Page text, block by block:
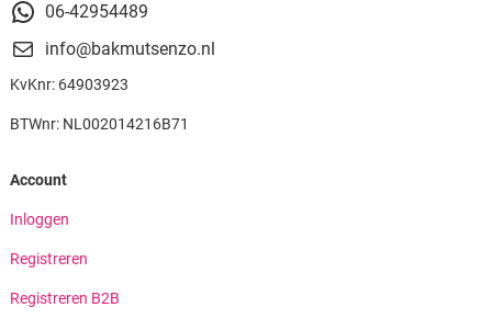
06-42954489
info@bakmutsenzo.nl
KvKnr: 64903923
BTWnr: NL002014216B71
Account
Inloggen
Registreren
Registreren B2B